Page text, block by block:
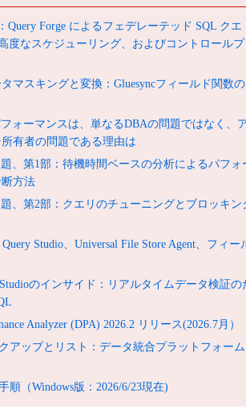
Query Forge によるフェデレーテッド SQL クエ
度なスケジューリング、およびコントロール
マスキングと変換：Gluesyncフィールド関数の
ォーマンスは、単なるDBAの問題ではなく、
有者の問題である理由は
、第1部：待機時間ベースの分析によるパフォ
方法
、第2部：クエリのチューニングとブロッキン
Query Studio、Universal File Store Agent、フィー
Studioのインサイド：リアルタイムデータ検証の
Analyzer (DPA) 2026.2 リリース(2026.7月）
アップとリスト：データ統合プラットフォーム
順（Windows版：2026/6/23現在)